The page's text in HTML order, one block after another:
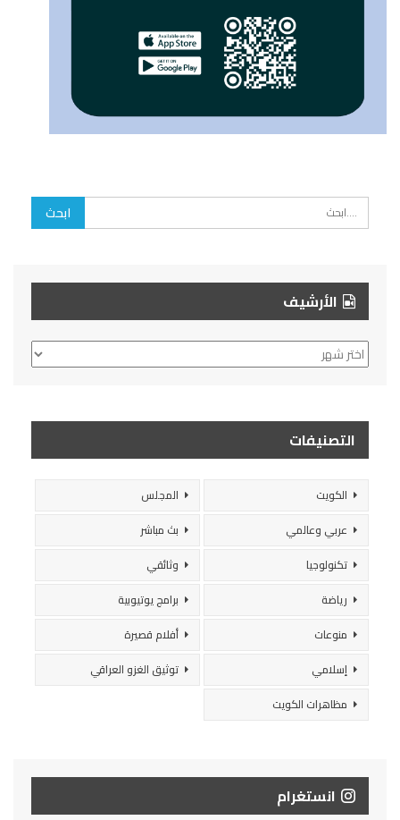
الأرشيف
الأرشيف
التصنيفات
الكويت
المجلس
عربي وعالمي
بث مباشر
تكنولوجيا
وثائقي
رياضة
برامج يوتيوبية
منوعات
أفلام قصيرة
إسلامي
توثيق الغزو العراقي
مظاهرات الكويت
انستغرام